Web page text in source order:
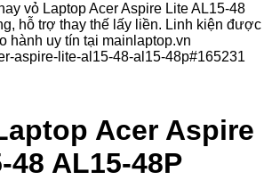
vỏ Laptop Acer Aspire Lite AL15-48
hỗ trợ thay thế lấy liền. Linh kiện được
hành uy tín tại mainlaptop.vn
Acer Aspire
48 AL15-48P